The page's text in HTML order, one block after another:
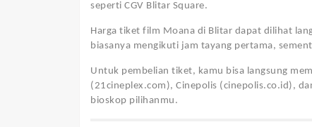
seperti CGV Blitar Square.
Harga tiket film Moana di Blitar dapat dilihat
biasanya mengikuti jam tayang pertama,
Untuk pembelian tiket, kamu bisa langsung
(21cineplex.com), Cinepolis (cinepolis.co.id),
bioskop pilihanmu.